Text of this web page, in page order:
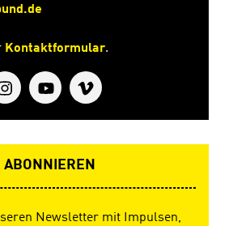
Kontaktformular.
ABONNIEREN
Newsletter mit Impulsen,